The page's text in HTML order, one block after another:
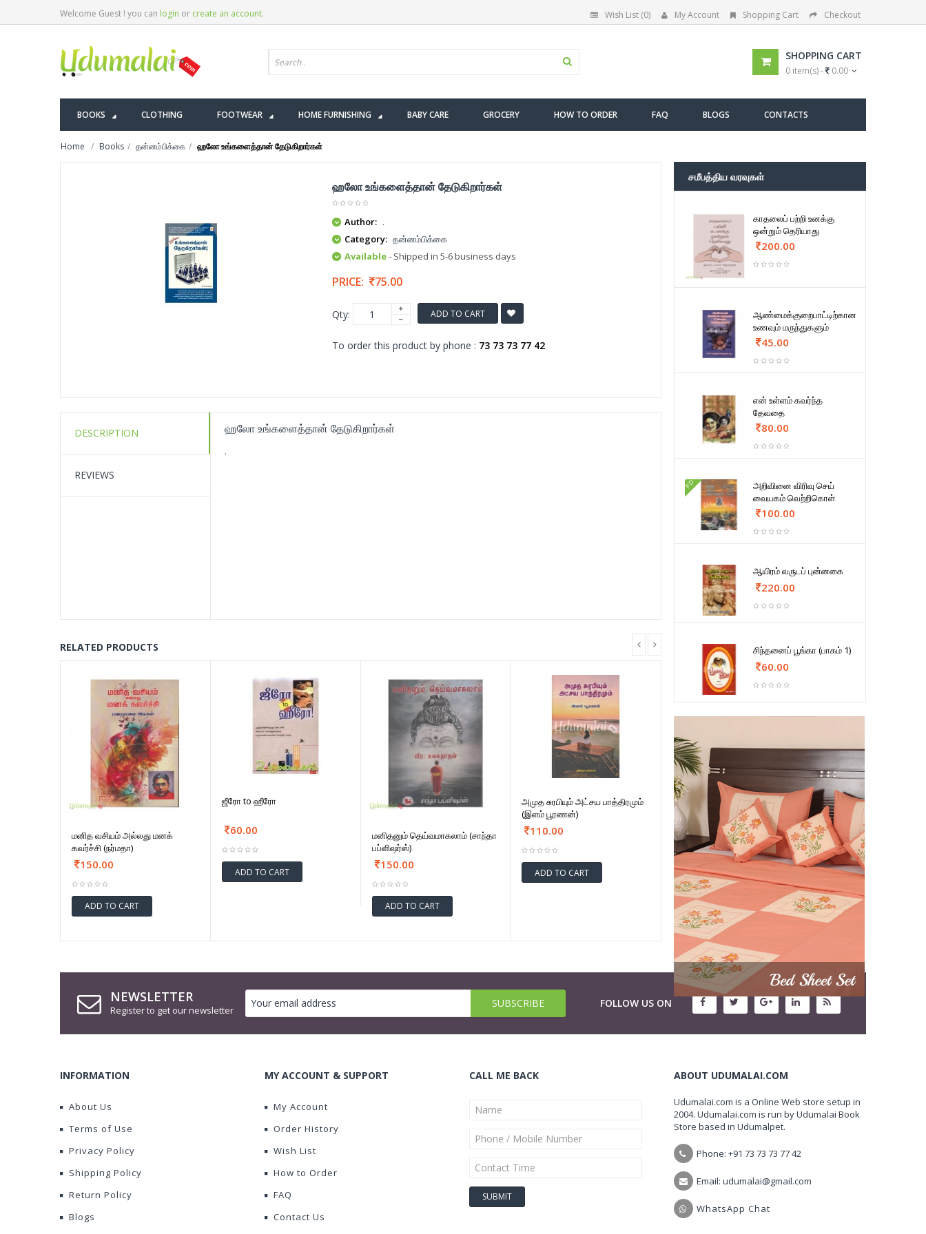
Welcome Guest ! you can login or create an account. Wish List (0) My Account Shopping Cart Checkout
SHOPPING CART
0 item(s) - 0.00
BOOKS CLOTHING FOOTWEAR HOME FURNISHING BABY CARE GROCERY HOW TO ORDER FAQ BLOGS CONTACTS
Home Books தன்னம்பிக்கை ஹலோ உங்களைத்தான் தேடுகிறார்கள்
ஹலோ உங்களைத்தான் தேடுகிறார்கள்
Author: .
Category: தன்னம்பிக்கை
Available- Shipped in 5-6 business days
PRICE: 75.00
Qty: ADD TO CART
To order this product by phone : 73 73 73 77 42
DESCRIPTION
REVIEWS
ஹலோ உங்களைத்தான் தேடுகிறார்கள்
.
RELATED PRODUCTS
மனித வசியம் அல்லது மனக்
கவர்ச்சி (நர்மதா)
150.00
ADD TO CART
ஜீரோ to ஹீரோ
60.00
ADD TO CART
மனிதனும் தெய்வமாகலாம் (சாந்தா
பப்ளிஷர்ஸ்)
150.00
ADD TO CART
அமுத சுரபியும் அட்சய பாத்திரமும்
(இளம் பூரணன்)
110.00
ADD TO CART
சமீபத்திய வரவுகள்
காதலைப் பற்றி உனக்கு
ஒன்றும் தெரியாது
200.00
ஆண்மைக்குறைபாட்டிற்கான
உணவும் மருந்துகளும்
45.00
என் உள்ளம் கவர்ந்த
தேவதை
80.00
FD
அறிவினை விரிவு செய்
வையகம் வெற்றிகொள்
100.00
ஆயிரம் வருடப் புன்னகை
220.00
சிந்தனைப் பூங்கா (பாகம் 1)
60.00
NEWSLETTER
Register to get our newsletter
FOLLOW US ON
INFORMATION
About Us
Terms of Use
Privacy Policy
Shipping Policy
Return Policy
Blogs
MY ACCOUNT & SUPPORT
My Account
Order History
Wish List
How to Order
FAQ
Contact Us
CALL ME BACK ABOUT UDUMALAI.COM
Udumalai.com is a Online Web store setup in
2004. Udumalai.com is run by Udumalai Book
Store based in Udumalpet.
Phone: +91 73 73 73 77 42
Email: udumalai@gmail.com
WhatsApp Chat